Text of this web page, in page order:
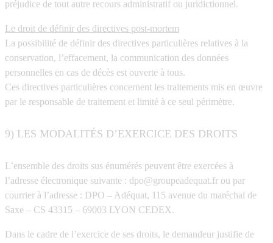
préjudice de tout autre recours administratif ou juridictionnel.
Le droit de définir des directives post-mortem
La possibilité de définir des directives particulières relatives à la
conservation, l’effacement, la communication des données
personnelles en cas de décès est ouverte à tous.
Ces directives particulières concernent les traitements mis en œuvre
par le responsable de traitement et limité à ce seul périmètre.
9) LES MODALITÉS D’EXERCICE DES DROITS
L’ensemble des droits sus énumérés peuvent être exercées à
l’adresse électronique suivante : dpo@groupeadequat.fr ou par
courrier à l’adresse : DPO – Adéquat, 115 avenue du maréchal de
Saxe – CS 43315 – 69003 LYON CEDEX.
Dans le cadre de l’exercice de ses droits, le demandeur justifie de